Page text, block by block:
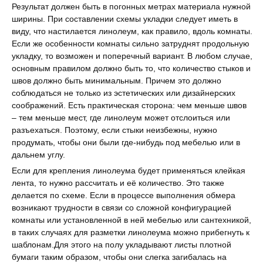
Результат должен быть в погонных метрах материала нужной
ширины. При составлении схемы укладки следует иметь в
виду, что настилается линолеум, как правило, вдоль комнаты.
Если же особенности комнаты сильно затруднят продольную
укладку, то возможен и поперечный вариант. В любом случае,
основным правилом должно быть то, что количество стыков и
швов должно быть минимальным. Причем это должно
соблюдаться не только из эстетических или дизайнерских
соображений. Есть практическая сторона: чем меньше швов
– тем меньше мест, где линолеум может отслоиться или
разъехаться. Поэтому, если стыки неизбежны, нужно
продумать, чтобы они были где-нибудь под мебелью или в
дальнем углу.
Если для крепления линолеума будет применяться клейкая
лента, то нужно рассчитать и её количество. Это также
делается по схеме. Если в процессе выполнения обмера
возникают трудности в связи со сложной конфигурацией
комнаты или установленной в ней мебелью или сантехникой,
в таких случаях для разметки линолеума можно прибегнуть к
шаблонам.Для этого на полу укладывают листы плотной
бумаги таким образом, чтобы они слегка загибалась на